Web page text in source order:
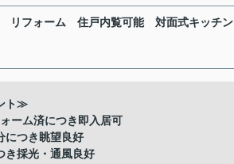
リフォーム 住戸内覧可能 対面式キッチン
ト≫
ーム済につき即入居可
につき眺望良好
採光・通風良好